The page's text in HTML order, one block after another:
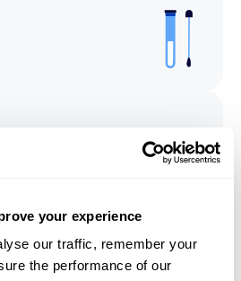
your experience
our traffic, remember your
the performance of our
직접 논의 할 수 있습니다.